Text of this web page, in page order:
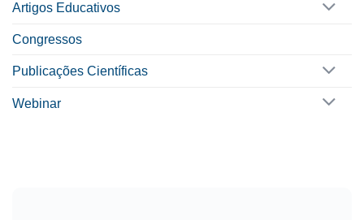
Artigos Educativos
Congressos
Publicações Científicas
Webinar